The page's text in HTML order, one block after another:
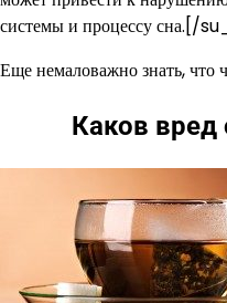
системы и процессу сна.[/
Еще немаловажно знать, что
Каков вред